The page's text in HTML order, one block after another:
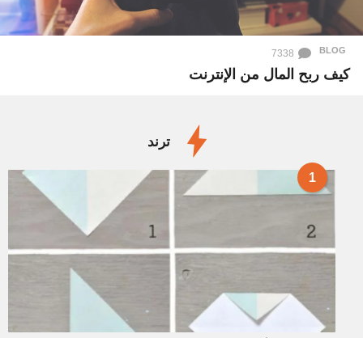
BLOG
7338
كيف ربح المال من الإنترنت
ترند
1